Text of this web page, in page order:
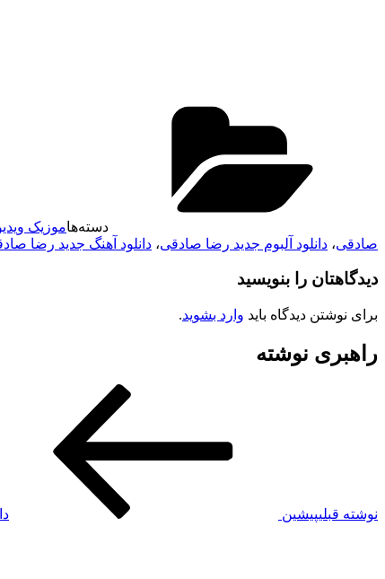
دسته‌هاموزیک
صادقی، دانلود آلبوم جدید رضا صادقی، دانلود آهنگ جدید رضا
دیدگاهتان را بنویسید
برای نوشتن دیدگاه باید وارد بشوید.
راهبری نوشته
نوشته قبلیپیشین